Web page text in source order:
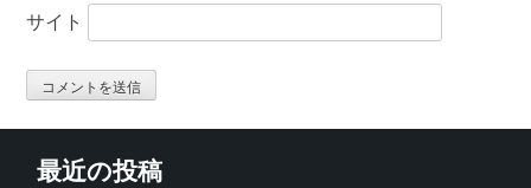
サイト
最近の投稿